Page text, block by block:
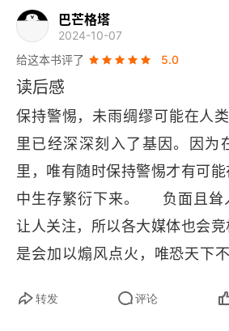
巴芒格塔
2024-10-07
给这本书评了
5.0
读后感
保持警惕，未雨绸缪可能在人
里已经深深刻入了基因。因为
里，唯有随时保持警惕才有可
中生存繁衍下来。     负面且
让人关注，所以各大媒体也会
是会加以煽风点火，唯恐天下不
互联网信息洪流中没有信息辨
转发 评论